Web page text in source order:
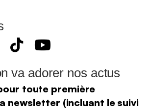
va adorer nos actus
toute première
newsletter (incluant le suivi